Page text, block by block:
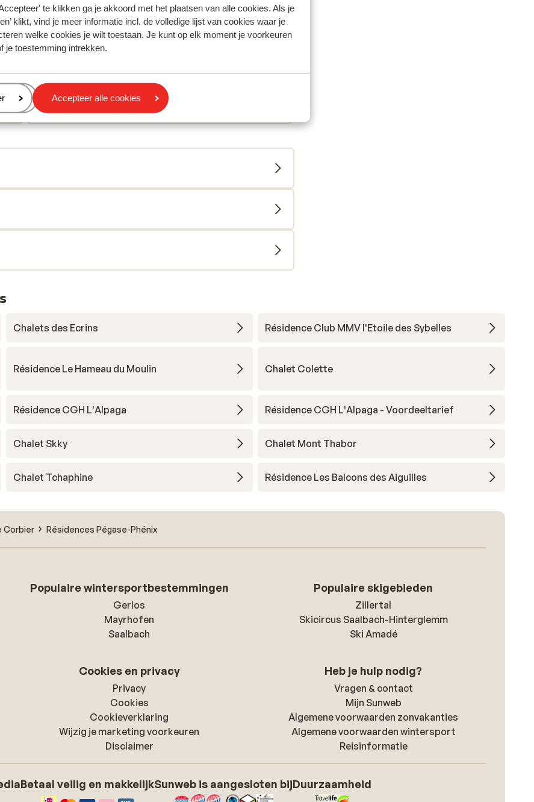
te klikken ga je akkoord met het plaatsen van alle cookies. Als je
klikt, vind je meer informatie incl. de volledige lijst van cookies waar je
welke cookies je wilt toestaan. Je kunt op elk moment je voorkeuren
je toestemming intrekken.
Accepteer alle cookies
Afstanden
Centrum: 50 m
Skipiste: 100 m
Skilift: 100 m
Chalets des Ecrins Résidence Club MMV l'Etoile des Sybelles
Résidence Le Hameau du Moulin Chalet Colette
Résidence CGH L'Alpaga Résidence CGH L'Alpaga - Voordeeltarief
Chalet Skky Chalet Mont Thabor
Chalet Tchaphine Résidence Les Balcons des Aiguilles
Corbier Résidences Pégase-Phénix
Populaire wintersportbestemmingen
Gerlos
Mayrhofen
Saalbach
Populaire skigebieden
Zillertal
Skicircus Saalbach-Hinterglemm
Ski Amadé
Cookies en privacy
Privacy
Cookies
Cookieverklaring
Wijzig je marketing voorkeuren
Disclaimer
Heb je hulp nodig?
Vragen & contact
Mijn Sunweb
Algemene voorwaarden zonvakanties
Algemene voorwaarden wintersport
Reisinformatie
Betaal veilig en makkelijkSunweb is aangesloten bijDuurzaamheid